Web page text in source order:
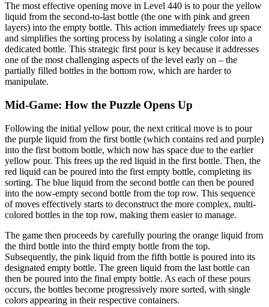
The most effective opening move in Level 440 is to pour the yellow
liquid from the second-to-last bottle (the one with pink and green
layers) into the empty bottle. This action immediately frees up space
and simplifies the sorting process by isolating a single color into a
dedicated bottle. This strategic first pour is key because it addresses
one of the most challenging aspects of the level early on – the
partially filled bottles in the bottom row, which are harder to
manipulate.
Mid-Game: How the Puzzle Opens Up
Following the initial yellow pour, the next critical move is to pour
the purple liquid from the first bottle (which contains red and purple)
into the first bottom bottle, which now has space due to the earlier
yellow pour. This frees up the red liquid in the first bottle. Then, the
red liquid can be poured into the first empty bottle, completing its
sorting. The blue liquid from the second bottle can then be poured
into the now-empty second bottle from the top row. This sequence
of moves effectively starts to deconstruct the more complex, multi-
colored bottles in the top row, making them easier to manage.
The game then proceeds by carefully pouring the orange liquid from
the third bottle into the third empty bottle from the top.
Subsequently, the pink liquid from the fifth bottle is poured into its
designated empty bottle. The green liquid from the last bottle can
then be poured into the final empty bottle. As each of these pours
occurs, the bottles become progressively more sorted, with single
colors appearing in their respective containers.